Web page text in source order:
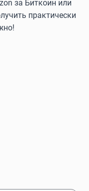
за Биткоин или
практически